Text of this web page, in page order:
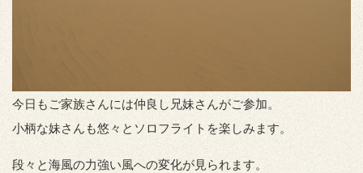
今日もご家族さんには仲良し兄妹さんがご参加。
小柄な妹さんも悠々とソロフライトを楽しみます。
段々と海風の力強い風への変化が見られます。